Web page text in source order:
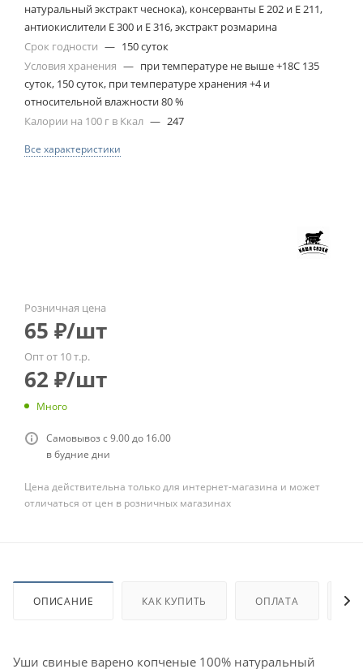
натуральный экстракт чеснока), консерванты Е 202 и Е 211,
антиокислители Е 300 и Е 316, экстракт розмарина
Срок годности — 150 суток
Условия хранения — при температуре не выше +18С 135
суток, 150 суток, при температуре хранения +4 и
относительной влажности 80 %
Калории на 100 г в Ккал — 247
Все характеристики
Розничная цена
65 ₽/шт
Опт от 10 т.р.
62 ₽/шт
Много
Самовывоз с 9.00 до 16.00
в будние дни
Цена действительна только для интернет-магазина и может
отличаться от цен в розничных магазинах
ОПИСАНИЕ КАК КУПИТЬ ОПЛАТА
Уши свиные варено копченые 100% натуральный